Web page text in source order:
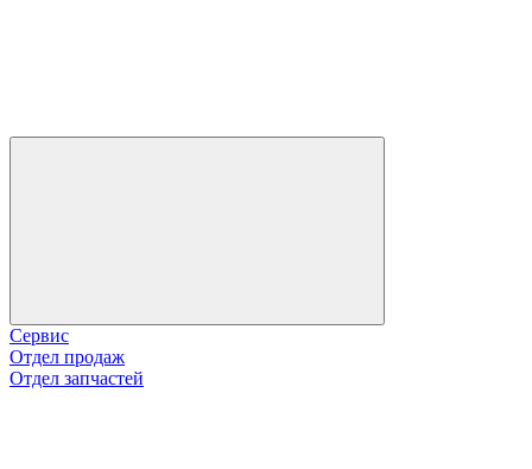
Сервис
Отдел продаж
Отдел запчастей